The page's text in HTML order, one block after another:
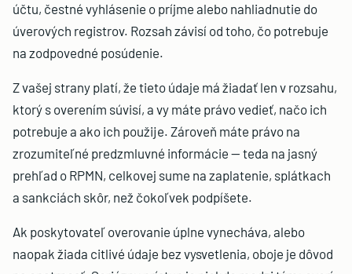
účtu, čestné vyhlásenie o príjme alebo nahliadnutie do
úverových registrov. Rozsah závisí od toho, čo potrebuje
na zodpovedné posúdenie.
Z vašej strany platí, že tieto údaje má žiadať len v rozsahu,
ktorý s overením súvisí, a vy máte právo vedieť, načo ich
potrebuje a ako ich použije. Zároveň máte právo na
zrozumiteľné predzmluvné informácie — teda na jasný
prehľad o RPMN, celkovej sume na zaplatenie, splátkach
a sankciách skôr, než čokoľvek podpíšete.
Ak poskytovateľ overovanie úplne vynecháva, alebo
naopak žiada citlivé údaje bez vysvetlenia, oboje je dôvod